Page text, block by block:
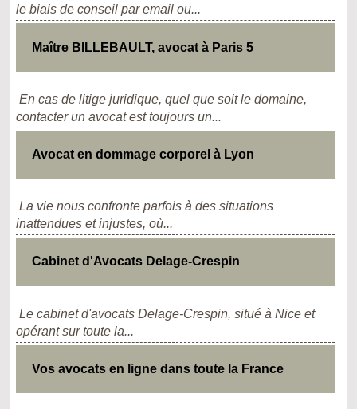
le biais de conseil par email ou...
Maître BILLEBAULT, avocat à Paris 5
En cas de litige juridique, quel que soit le domaine,
contacter un avocat est toujours un...
Avocat en dommage corporel à Lyon
La vie nous confronte parfois à des situations
inattendues et injustes, où...
Cabinet d'Avocats Delage-Crespin
Le cabinet d'avocats Delage-Crespin, situé à Nice et
opérant sur toute la...
Vos avocats en ligne dans toute la France